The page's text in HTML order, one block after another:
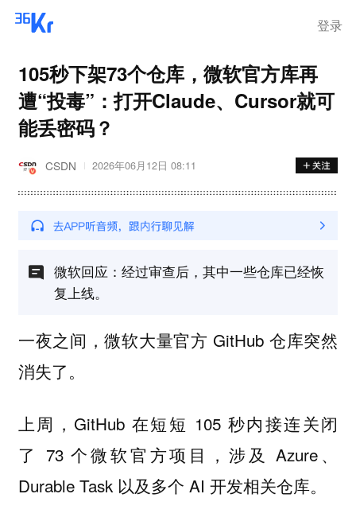
登录
105秒下架73个仓库，微软官方库再
遭“投毒”：打开Claude、Cursor就可
能丢密码？
CSDN 2026年06月12日 08:11
微软回应：经过审查后，其中一些仓库已经恢
复上线。
一夜之间，微软大量官方 GitHub 仓库突然
消失了。
上周，GitHub 在短短 105 秒内接连关闭
了 73 个微软官方项目，涉及 Azure、
Durable Task 以及多个 AI 开发相关仓库。